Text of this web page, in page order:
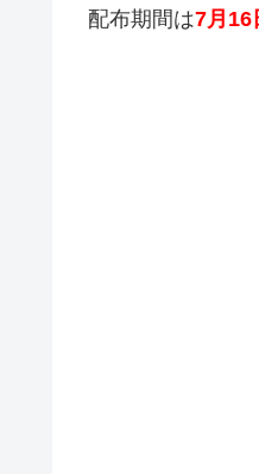
配布期間は7月16